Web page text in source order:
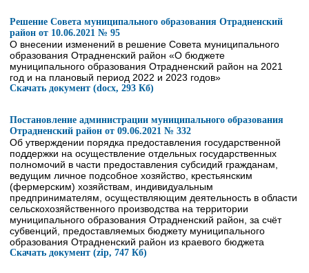
Решение Совета муниципального образования Отрадненский
район от 10.06.2021 № 95
О внесении изменений в решение Совета муниципального
образования Отрадненский район «О бюджете
муниципального образования Отрадненский район на 2021
год и на плановый период 2022 и 2023 годов»
Скачать документ (docx, 293 Кб)
Постановление администрации муниципального образования
Отрадненский район от 09.06.2021 № 332
Об утверждении порядка предоставления государственной
поддержки на осуществление отдельных государственных
полномочий в части предоставления субсидий гражданам,
ведущим личное подсобное хозяйство, крестьянским
(фермерским) хозяйствам, индивидуальным
предпринимателям, осуществляющим деятельность в области
сельскохозяйственного производства на территории
муниципального образования Отрадненский район, за счёт
субвенций, предоставляемых бюджету муниципального
образования Отрадненский район из краевого бюджета
Скачать документ (zip, 747 Кб)